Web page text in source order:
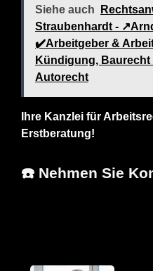
Siehe auch
Straubenhardt -
✔️Arbeitgeber &
Kündigung,
Autorecht
Ihre Kanzlei für
Erstberatung!
☎️ Nehmen Sie